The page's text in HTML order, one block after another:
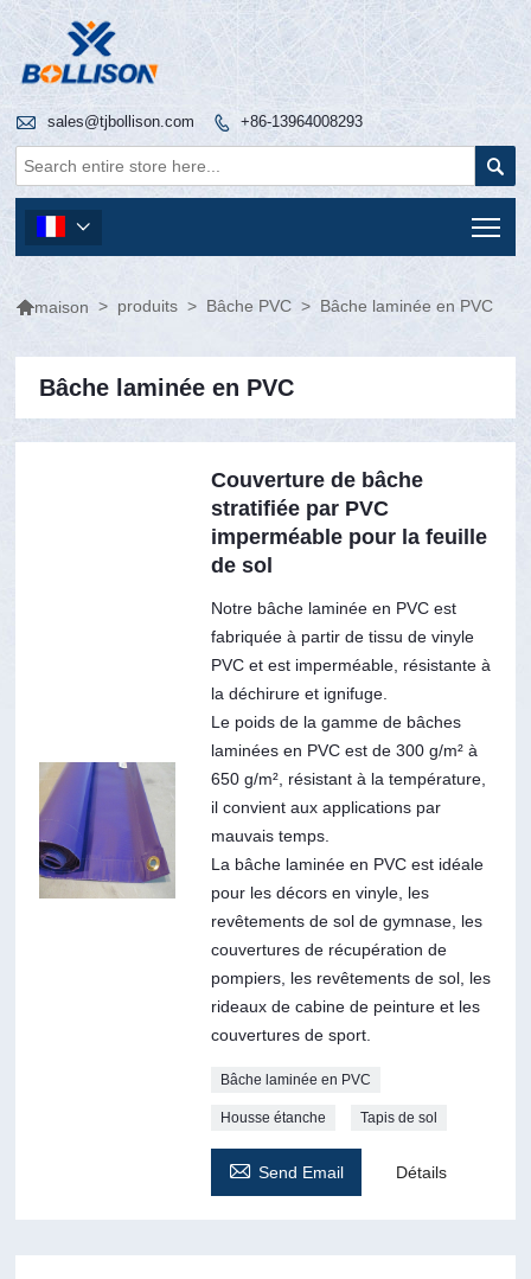
 sales@tjbollison.com  +86-13964008293


maison > produits > Bâche PVC > Bâche laminée en PVC
Bâche laminée en PVC
Couverture de bâche
stratifiée par PVC
imperméable pour la feuille
de sol
Notre bâche laminée en PVC est
fabriquée à partir de tissu de vinyle
PVC et est imperméable, résistante à
la déchirure et ignifuge.
Le poids de la gamme de bâches
laminées en PVC est de 300 g/m² à
650 g/m², résistant à la température,
il convient aux applications par
mauvais temps.
La bâche laminée en PVC est idéale
pour les décors en vinyle, les
revêtements de sol de gymnase, les
couvertures de récupération de
pompiers, les revêtements de sol, les
rideaux de cabine de peinture et les
couvertures de sport.
Bâche laminée en PVC
Housse étanche Tapis de sol
 Send Email Détails